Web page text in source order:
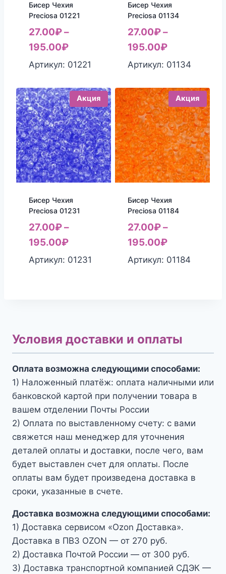
Бисер Чехия
Preciosa 01221
27.00₽–
195.00₽
Артикул: 01221
Бисер Чехия
Preciosa 01134
27.00₽–
195.00₽
Артикул: 01134
Акция
Бисер Чехия
Preciosa 01231
27.00₽–
195.00₽
Артикул: 01231
Акция
Бисер Чехия
Preciosa 01184
27.00₽–
195.00₽
Артикул: 01184
Условия доставки и оплаты
Оплата возможна следующими способами:
1) Наложенный платёж: оплата наличными или
банковской картой при получении товара в
вашем отделении Почты России
2) Оплата по выставленному счету: с вами
свяжется наш менеджер для уточнения
деталей оплаты и доставки, после чего, вам
будет выставлен счет для оплаты. После
оплаты вам будет произведена доставка в
сроки, указанные в счете.
Доставка возможна следующими способами:
1) Доставка сервисом «Ozon Доставка».
Доставка в ПВЗ OZON — от 270 руб.
2) Доставка Почтой России — от 300 руб.
3) Доставка транспортной компанией СДЭК —